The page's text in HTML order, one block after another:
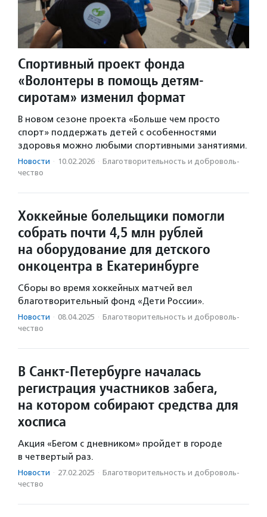
Спортивный проект фонда
«Волонтеры в помощь детям-
сиротам» изменил формат
В новом сезоне проекта «Больше чем просто
спорт» поддержать детей с особенностями
здоровья можно любыми спортивными занятиями.
Новости · 10.02.2026 · Благотвори­тель­ность и доброволь­
чест­во
Хоккейные болельщики помогли
собрать почти 4,5 млн рублей
на оборудование для детского
онкоцентра в Екатеринбурге
Сборы во время хоккейных матчей вел
благотворительный фонд «Дети России».
Новости · 08.04.2025 · Благотвори­тель­ность и доброволь­
чест­во
В Санкт-Петербурге началась
регистрация участников забега,
на котором собирают средства для
хосписа
Акция «Бегом с дневником» пройдет в городе
в четвертый раз.
Новости · 27.02.2025 · Благотвори­тель­ность и доброволь­
чест­во